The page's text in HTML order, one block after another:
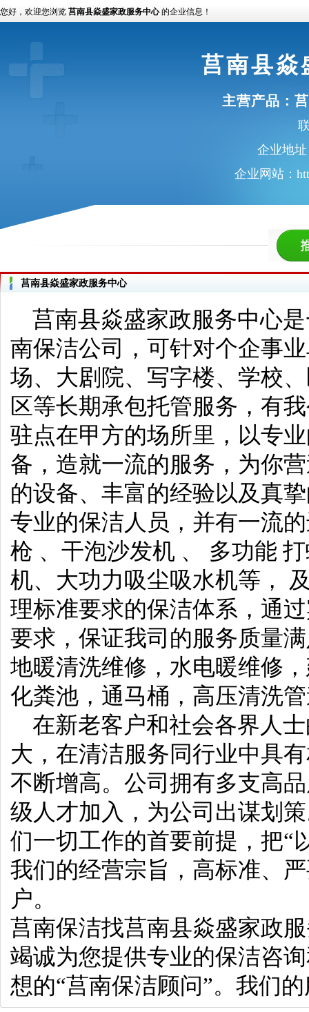
您好，欢迎您浏览 莒南县焱盛家政服务中心的企业信息！
莒南县焱
主营产品：
企业地
企业网站：
莒南县焱盛家政服务中心
莒南县焱盛家政服务中心
南保洁公司，可针对个企事
场、大剧院、写字楼、学校
区等长期承包托管服务，有
驻点在甲方的场所里，以专
备，造就一流的服务，为你
的设备、丰富的经验以及真
专业的保洁人员，并有一流
枪 、干泡沙发机 、 多功能
机、大功力吸尘吸水机等，
理标准要求的保洁体系，通
要求，保证我司的服务质量
地暖清洗维修，水电暖维修
化粪池，通马桶，高压清洗
在新老客户和社会各界人
大，在清洁服务同行业中具
不断增高。公司拥有多支高
级人才加入，为公司出谋划
们一切工作的首要前提，把“
我们的经营宗旨，高标准、
户。
莒南保洁找莒南县焱盛家政
竭诚为您提供专业的保洁咨
想的“莒南保洁顾问”。我们